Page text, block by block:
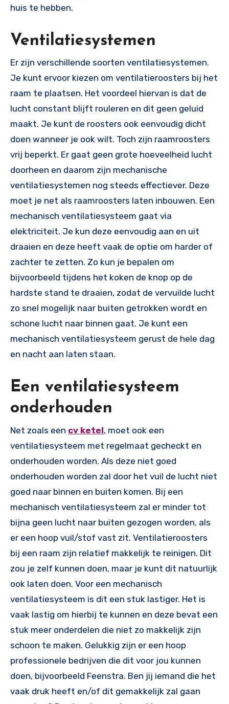
huis te hebben.
Ventilatiesystemen
Er zijn verschillende soorten ventilatiesystemen.
Je kunt ervoor kiezen om ventilatieroosters bij het
raam te plaatsen. Het voordeel hiervan is dat de
lucht constant blijft rouleren en dit geen geluid
maakt. Je kunt de roosters ook eenvoudig dicht
doen wanneer je ook wilt. Toch zijn raamroosters
vrij beperkt. Er gaat geen grote hoeveelheid lucht
doorheen en daarom zijn mechanische
ventilatiesystemen nog steeds effectiever. Deze
moet je net als raamroosters laten inbouwen. Een
mechanisch ventilatiesysteem gaat via
elektriciteit. Je kun deze eenvoudig aan en uit
draaien en deze heeft vaak de optie om harder of
zachter te zetten. Zo kun je bepalen om
bijvoorbeeld tijdens het koken de knop op de
hardste stand te draaien, zodat de vervuilde lucht
zo snel mogelijk naar buiten getrokken wordt en
schone lucht naar binnen gaat. Je kunt een
mechanisch ventilatiesysteem gerust de hele dag
en nacht aan laten staan.
Een ventilatiesysteem
onderhouden
Net zoals een cv ketel, moet ook een
ventilatiesysteem met regelmaat gecheckt en
onderhouden worden. Als deze niet goed
onderhouden worden zal door het vuil de lucht niet
goed naar binnen en buiten komen. Bij een
mechanisch ventilatiesysteem zal er minder tot
bijna geen lucht naar buiten gezogen worden, als
er een hoop vuil/stof vast zit. Ventilatieroosters
bij een raam zijn relatief makkelijk te reinigen. Dit
zou je zelf kunnen doen, maar je kunt dit natuurlijk
ook laten doen. Voor een mechanisch
ventilatiesysteem is dit een stuk lastiger. Het is
vaak lastig om hierbij te kunnen en deze bevat een
stuk meer onderdelen die niet zo makkelijk zijn
schoon te maken. Gelukkig zijn er een hoop
professionele bedrijven die dit voor jou kunnen
doen, bijvoorbeeld Feenstra. Ben jij iemand die het
vaak druk heeft en/of dit gemakkelijk zal gaan